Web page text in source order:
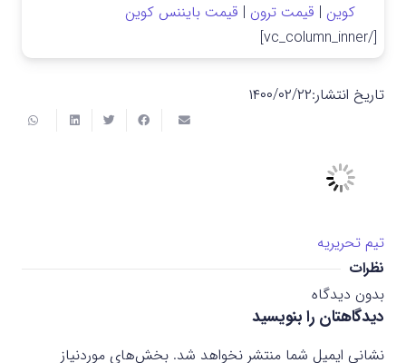
کوین | قیمت ترون | قیمت بایننس کوین
[/vc_column_inner]
تاریخ انتشار:۱۴۰۰/۰۲/۲۲
تیم تحریریه
نظرات
بدون دیدگاه
دیدگاهتان را بنویسید
نشانی ایمیل شما منتشر نخواهد شد. بخش‌های موردنیاز